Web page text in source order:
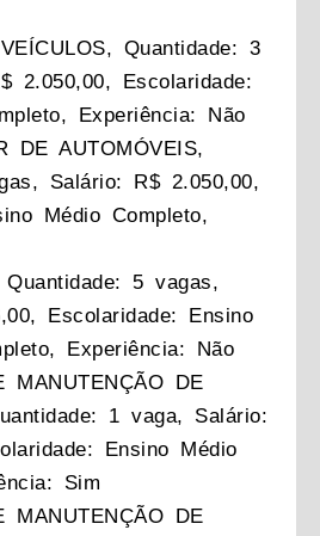
Quantidade: 3
2.050,00, Escolaridade:
Experiência: Não
DE AUTOMÓVEIS,
Salário: R$ 2.050,00,
Médio Completo,
5 vagas,
Escolaridade: Ensino
Experiência: Não
MANUTENÇÃO DE
1 vaga, Salário:
Ensino Médio
Sim
MANUTENÇÃO DE